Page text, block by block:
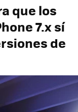
que los
7.x sí
de